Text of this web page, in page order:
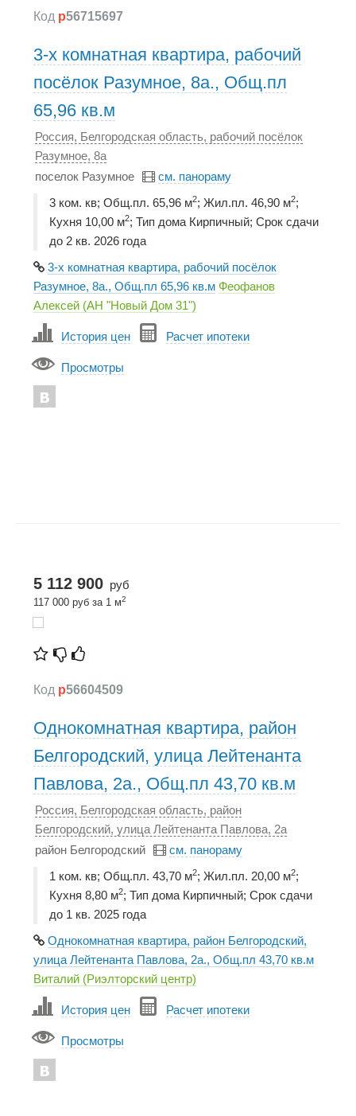
Код p56715697
3-х комнатная квартира, рабочий
посёлок Разумное, 8а., Общ.пл
65,96 кв.м
Россия, Белгородская область, рабочий посёлок
Разумное, 8а
поселок Разумное
см. панораму
3 ком. кв; Общ.пл. 65,96 м2; Жил.пл. 46,90 м2;
Кухня 10,00 м2; Тип дома Кирпичный; Срок сдачи
до 2 кв. 2026 года
3-х комнатная квартира, рабочий посёлок
Разумное, 8а., Общ.пл 65,96 кв.м Феофанов
Алексей (АН "Новый Дом 31")
История цен Расчет ипотеки
Просмотры
5 112 900 руб
117 000 руб за 1 м2
Код p56604509
Однокомнатная квартира, район
Белгородский, улица Лейтенанта
Павлова, 2а., Общ.пл 43,70 кв.м
Россия, Белгородская область, район
Белгородский, улица Лейтенанта Павлова, 2а
район Белгородский
см. панораму
1 ком. кв; Общ.пл. 43,70 м2; Жил.пл. 20,00 м2;
Кухня 8,80 м2; Тип дома Кирпичный; Срок сдачи
до 1 кв. 2025 года
Однокомнатная квартира, район Белгородский,
улица Лейтенанта Павлова, 2а., Общ.пл 43,70 кв.м
Виталий (Риэлторский центр)
История цен Расчет ипотеки
Просмотры